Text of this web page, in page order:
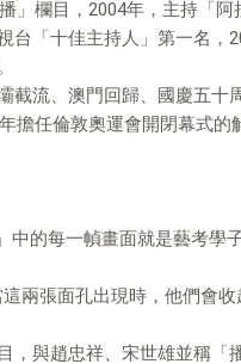
」欄目，2004年，主持「阿
台「十佳主持人」第一名，
截流、澳門回歸、國慶五十
擔任倫敦奧運會開閉幕式的
中的每一幀畫面就是藝考學
兩張面孔出現時，他們會收
，與趙忠祥、宋世雄並稱「